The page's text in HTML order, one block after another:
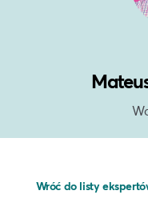
Wróć do listy